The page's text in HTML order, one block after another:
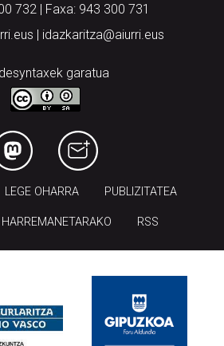
732 | Faxa: 943 300 731
| idazkaritza@aiurri.eus
garatua
LEGE OHARRA PUBLIZITATEA
HARREMANETARAKO RSS